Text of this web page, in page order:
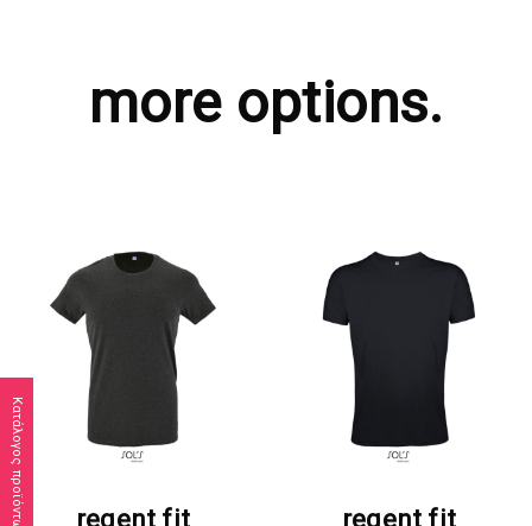
Κατάλογος προϊόντων
more options.
regent fit regent fit